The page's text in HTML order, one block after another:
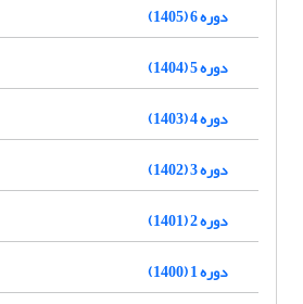
دوره 6 (1405)
دوره 5 (1404)
دوره 4 (1403)
دوره 3 (1402)
دوره 2 (1401)
دوره 1 (1400)